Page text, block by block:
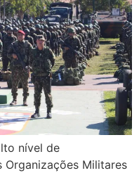
nível de
Militares